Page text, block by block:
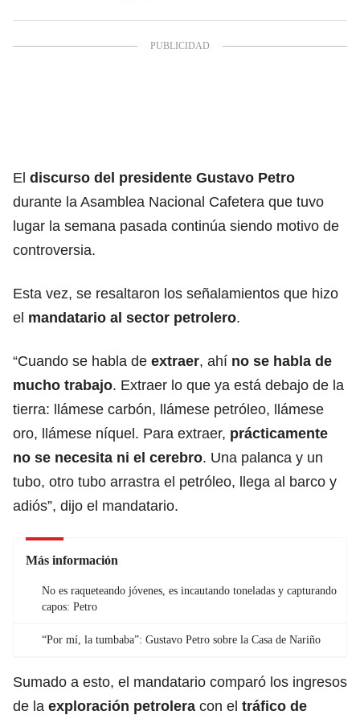
El discurso del presidente Gustavo Petro
durante la Asamblea Nacional Cafetera que tuvo
lugar la semana pasada continúa siendo motivo de
controversia.
Esta vez, se resaltaron los señalamientos que hizo
el mandatario al sector petrolero.
“Cuando se habla de extraer, ahí no se habla de
mucho trabajo. Extraer lo que ya está debajo de la
tierra: llámese carbón, llámese petróleo, llámese
oro, llámese níquel. Para extraer, prácticamente
no se necesita ni el cerebro. Una palanca y un
tubo, otro tubo arrastra el petróleo, llega al barco y
adiós”, dijo el mandatario.
Más información
No es raqueteando jóvenes, es incautando toneladas y capturando
capos: Petro
“Por mí, la tumbaba”: Gustavo Petro sobre la Casa de Nariño
Sumado a esto, el mandatario comparó los ingresos
de la exploración petrolera con el tráfico de